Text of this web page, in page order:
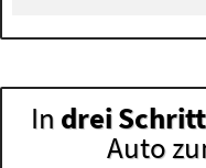
In drei
Auto